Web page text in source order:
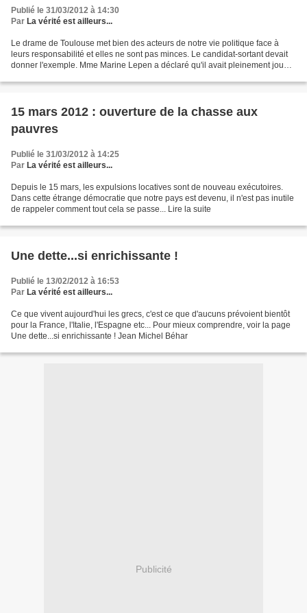
Publié le 31/03/2012 à 14:30
Par La vérité est ailleurs...
Le drame de Toulouse met bien des acteurs de notre vie politique face à
leurs responsabilité et elles ne sont pas minces. Le candidat-sortant devait
donner l'exemple. Mme Marine Lepen a déclaré qu'il avait pleinement joué
15 mars 2012 : ouverture de la chasse aux
pauvres
Publié le 31/03/2012 à 14:25
Par La vérité est ailleurs...
Depuis le 15 mars, les expulsions locatives sont de nouveau exécutoires.
Dans cette étrange démocratie que notre pays est devenu, il n'est pas inutile
de rappeler comment tout cela se passe... Lire la suite
Une dette...si enrichissante !
Publié le 13/02/2012 à 16:53
Par La vérité est ailleurs...
Ce que vivent aujourd'hui les grecs, c'est ce que d'aucuns prévoient bientôt
pour la France, l'Italie, l'Espagne etc... Pour mieux comprendre, voir la page
Une dette...si enrichissante ! Jean Michel Béhar
Publicité